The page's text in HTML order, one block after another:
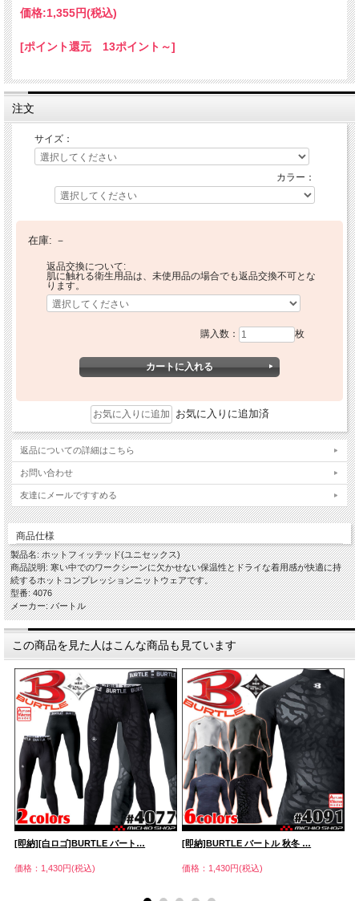
価格:1,355円(税込)
[ポイント還元 13ポイント～]
注文
サイズ：
カラー：
在庫: －
返品交換について:
肌に触れる衛生用品は、未使用品の場合でも返品交換不可とな
ります。
購入数： 枚
お気に入りに追加済
返品についての詳細はこちら
お問い合わせ
友達にメールですすめる
商品仕様
製品名: ホットフィッテッド(ユニセックス)
商品説明: 寒い中でのワークシーンに欠かせない保温性とドライな着用感が快適に持
続するホットコンプレッションニットウェアです。
型番: 4076
メーカー: バートル
この商品を見た人はこんな商品も見ています
[即納][白ロゴ]BURTLE バート…
価格：1,430円(税込)
[即納]BURTLE バートル 秋冬 …
価格：1,430円(税込)